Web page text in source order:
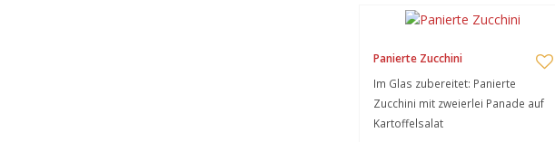
Panierte Zucchini
Im Glas zubereitet: Panierte
Zucchini mit zweierlei Panade auf
Kartoffelsalat